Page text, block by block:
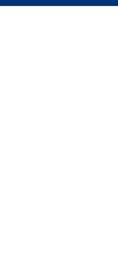
de parceiros que ampliam